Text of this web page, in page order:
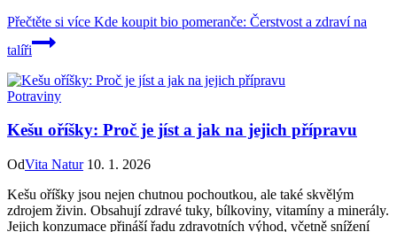
Přečtěte si více Kde koupit bio pomeranče: Čerstvost a zdraví na
talíři
Potraviny
Kešu oříšky: Proč je jíst a jak na jejich přípravu
OdVita Natur 10. 1. 2026
Kešu oříšky jsou nejen chutnou pochoutkou, ale také skvělým
zdrojem živin. Obsahují zdravé tuky, bílkoviny, vitamíny a minerály.
Jejich konzumace přináší řadu zdravotních výhod, včetně snížení